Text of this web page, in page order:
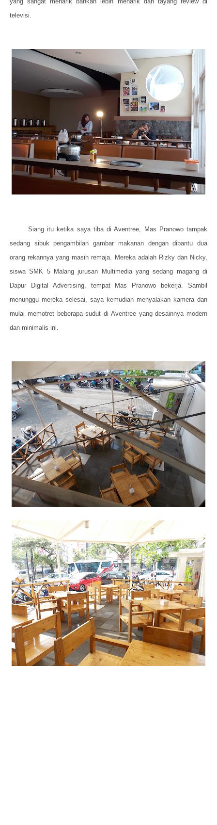
televisi.
Siang itu ketika saya tiba di Aventree, Mas Pranowo tampak
sedang sibuk pengambilan gambar makanan dengan dibantu dua
orang rekannya yang masih remaja. Mereka adalah Rizky dan Nicky,
siswa SMK 5 Malang jurusan Multimedia yang sedang magang di
Dapur Digital Advertising, tempat Mas Pranowo bekerja. Sambil
menunggu mereka selesai, saya kemudian menyalakan kamera dan
mulai memotret beberapa sudut di Aventree yang desainnya modern
dan minimalis ini.